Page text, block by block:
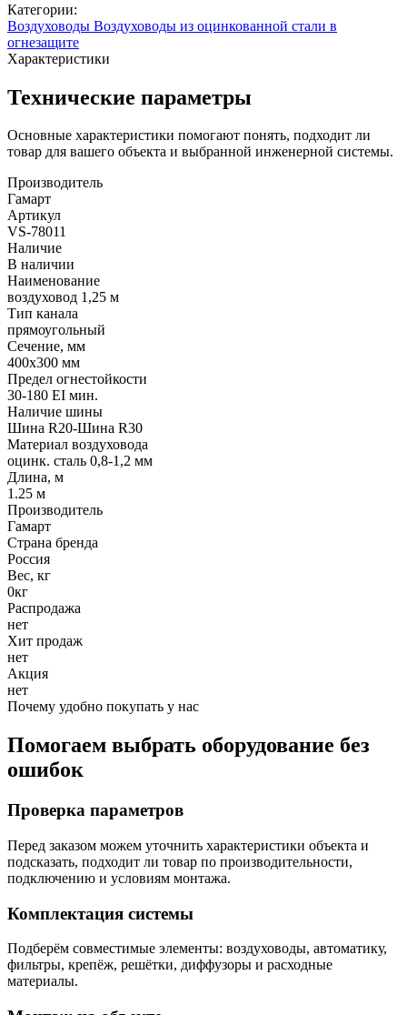
Категории:
Воздуховоды Воздуховоды из оцинкованной стали в
огнезащите
Характеристики
Технические параметры
Основные характеристики помогают понять, подходит ли
товар для вашего объекта и выбранной инженерной системы.
Производитель
Гамарт
Артикул
VS-78011
Наличие
В наличии
Наименование
воздуховод 1,25 м
Тип канала
прямоугольный
Сечение, мм
400x300 мм
Предел огнестойкости
30-180 EI мин.
Наличие шины
Шина R20-Шина R30
Материал воздуховода
оцинк. сталь 0,8-1,2 мм
Длина, м
1.25 м
Производитель
Гамарт
Страна бренда
Россия
Вес, кг
0кг
Распродажа
нет
Хит продаж
нет
Акция
нет
Почему удобно покупать у нас
Помогаем выбрать оборудование без
ошибок
Проверка параметров
Перед заказом можем уточнить характеристики объекта и
подсказать, подходит ли товар по производительности,
подключению и условиям монтажа.
Комплектация системы
Подберём совместимые элементы: воздуховоды, автоматику,
фильтры, крепёж, решётки, диффузоры и расходные
материалы.